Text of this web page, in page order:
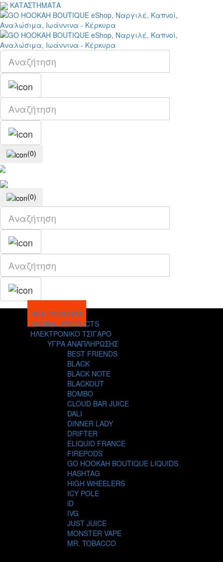
ΚΑΤΑΣΤΗΜΑΤΑ
(0)
(0)
ΝΕΑ ΠΡΟΪΟΝΤΑ
HERBAL PRODUCTS
ΗΛΕΚΤΡΟΝΙΚΟ ΤΣΙΓΑΡΟ
ΥΓΡΑ ΑΝΑΠΛΗΡΩΣΗΣ
BEST FRIENDS
BLACK
BLACK NOTE
BLACKOUT
BOMBO
CLOUD BAR JUICE
DALI
DINNER LADY
DRIFTER
ELIQUID FRANCE
FIREPODS
GO HOOKAH BOUTIQUE LIQUIDS
HASHTAG
HIGH WHEELERS
ICY POLE
iD
IVG
JUST JUICE
MONSTER VAPE
MR. TOBACCO